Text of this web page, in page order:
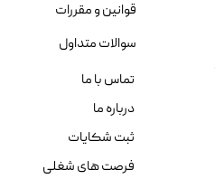
قوانین و مقررات
سوالات متداول
تماس با ما
درباره ما
ثبت شکایات
فرصت های شغلی